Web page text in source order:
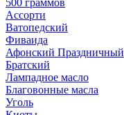
500 граммов
Ассорти
Ватопедский
Фиваида
Афонский Праздничный
Братский
Лампадное масло
Благовонные масла
Уголь